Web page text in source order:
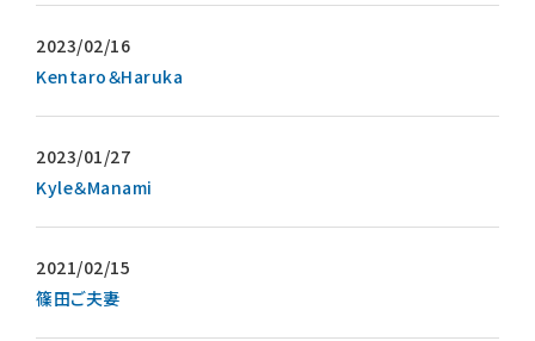
Kentaro＆Haruka
Kyle＆Manami
篠田ご夫妻